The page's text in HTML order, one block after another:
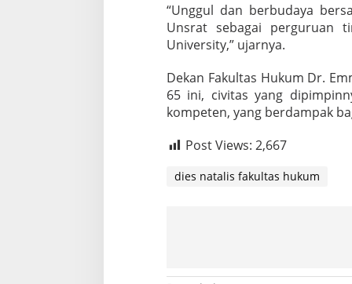
“Unggul dan berbudaya
Unsrat sebagai perguruan
University,” ujarnya.
Dekan Fakultas Hukum Dr.
65 ini, civitas yang
kompeten, yang berdampak
Post Views: 2,667
dies natalis fakultas hukum